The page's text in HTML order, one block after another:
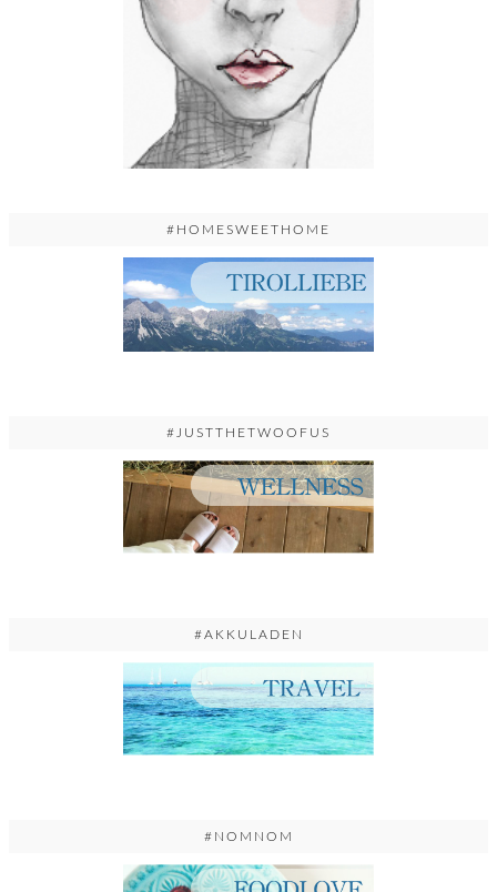
#HOMESWEETHOME
#JUSTTHETWOOFUS
#AKKULADEN
#NOMNOM